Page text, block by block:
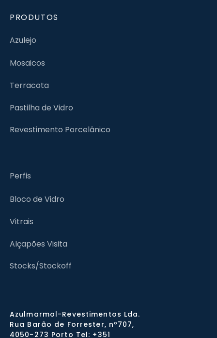
PRODUTOS
Azulejo
Mosaicos
Terracota
Pastilha de Vidro
Revestimento Porcelânico
Perfis
Bloco de Vidro
Vitrais
Alçapões Visita
Stocks/Stockoff
Azulmarmol-Revestimentos Lda.
Rua Barão de Forrester, nº707,
4050-273 Porto Tel: +351